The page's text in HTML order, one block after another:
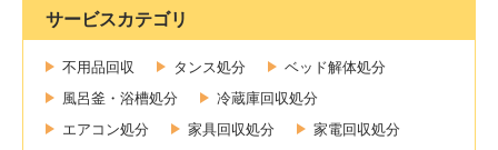
サービスカテゴリ
不用品回収 タンス処分
ベッド解体処分
風呂釜・浴槽処分
冷蔵庫回収処分
エアコン処分
家具回収処分
家電回収処分